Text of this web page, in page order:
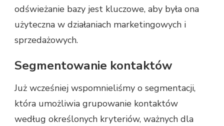
odświeżanie bazy jest kluczowe, aby była ona
użyteczna w działaniach marketingowych i
sprzedażowych.
Segmentowanie kontaktów
Już wcześniej wspomnieliśmy o segmentacji,
która umożliwia grupowanie kontaktów
według określonych kryteriów, ważnych dla